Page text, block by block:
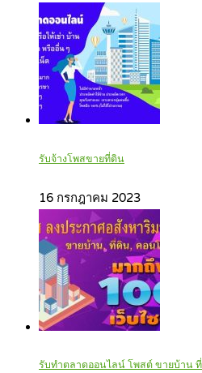
รับจ้างโพสขายที่ดิน
16 กรกฎาคม 2023
รับทำตลาดออนไลน์ โพสต์ ขายบ้าน